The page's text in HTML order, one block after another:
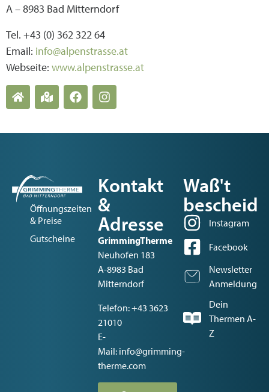
A – 8983 Bad Mitterndorf
Tel. +43 (0) 362 322 64
Email: info@alpenstrasse.at
Webseite: www.alpenstrasse.at
Öffnungszeiten
& Preise
Gutscheine
Kontakt
&
Adresse
GrimmingTherme
Neuhofen 183
A-8983 Bad
Mitterndorf
Telefon:+43 3623
21010
E-
Mail: info@grimming-
therme.com
Waß't
bescheid
Instagram
Facebook
Newsletter
Anmeldung
Dein
Thermen A-
Z